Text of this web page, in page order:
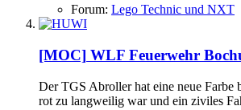
Forum: Lego Technic und NXT
[MOC] WLF Feuerwehr
Der TGS Abroller hat eine neue Farbe
rot zu langweilig war und ein ziviles